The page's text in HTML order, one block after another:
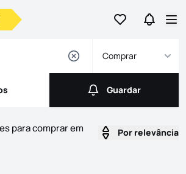
Ir para osIr para
Comprar
Guardar
Guardar
comprar em Por relevância